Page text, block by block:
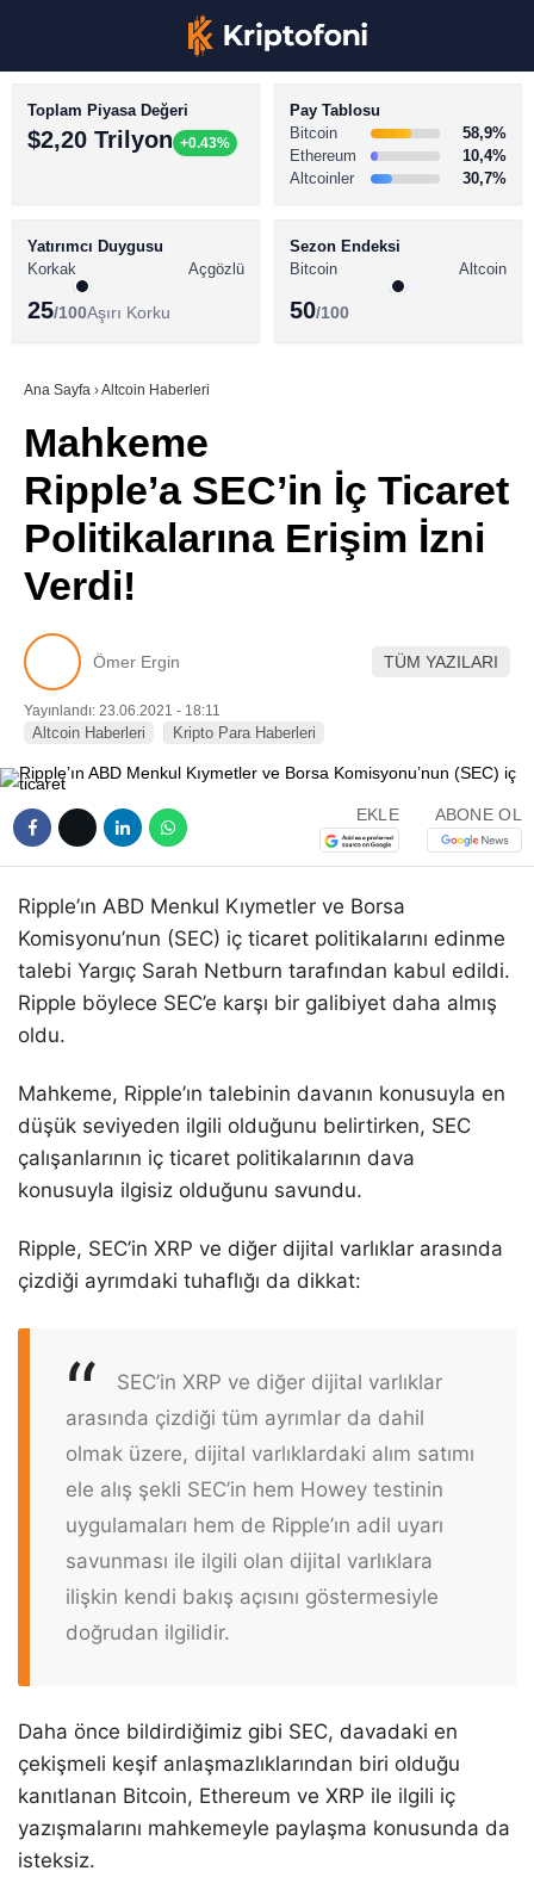
TikTok
BİTCOİN HABERLERİ
ALTCOİN HABERLERİ
SÖZLÜK
Toplam Piyasa Değeri
$2,20 Trilyon +0.43%
Pay Tablosu
Bitcoin
58,9%
Ethereum
10,4%
Altcoinler
30,7%
Yatırımcı Duygusu
Korkak
Açgözlü
25/100Aşırı Korku
Sezon Endeksi
Bitcoin
Altcoin
50/100
Ana Sayfa ›Altcoin Haberleri
Mahkeme
Ripple’a SEC’in İç Ticaret
Politikalarına Erişim İzni
Verdi!
Ömer Ergin TÜM YAZILARI
Yayınlandı: 23.06.2021 - 18:11
Altcoin Haberleri Kripto Para Haberleri
EKLE ABONE OL
Ripple’ın ABD Menkul Kıymetler ve Borsa
Komisyonu’nun (SEC) iç ticaret politikalarını edinme
talebi Yargıç Sarah Netburn tarafından kabul edildi.
Ripple böylece SEC’e karşı bir galibiyet daha almış
oldu.
Mahkeme, Ripple’ın talebinin davanın konusuyla en
düşük seviyeden ilgili olduğunu belirtirken, SEC
çalışanlarının iç ticaret politikalarının dava
konusuyla ilgisiz olduğunu savundu.
Ripple, SEC’in XRP ve diğer dijital varlıklar arasında
çizdiği ayrımdaki tuhaflığı da dikkat:
SEC’in XRP ve diğer dijital varlıklar
arasında çizdiği tüm ayrımlar da dahil
olmak üzere, dijital varlıklardaki alım satımı
ele alış şekli SEC’in hem Howey testinin
uygulamaları hem de Ripple’ın adil uyarı
savunması ile ilgili olan dijital varlıklara
ilişkin kendi bakış açısını göstermesiyle
doğrudan ilgilidir.
Daha önce bildirdiğimiz gibi SEC, davadaki en
çekişmeli keşif anlaşmazlıklarından biri olduğu
kanıtlanan Bitcoin, Ethereum ve XRP ile ilgili iç
yazışmalarını mahkemeyle paylaşma konusunda da
isteksiz.